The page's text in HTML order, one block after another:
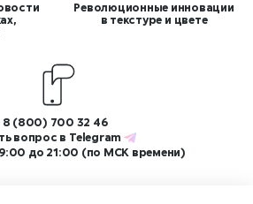
Революционные инновации
в текстуре и цвете
8 (800) 700 32 46
вопрос в Telegram
до 21:00 (по МСК времени)